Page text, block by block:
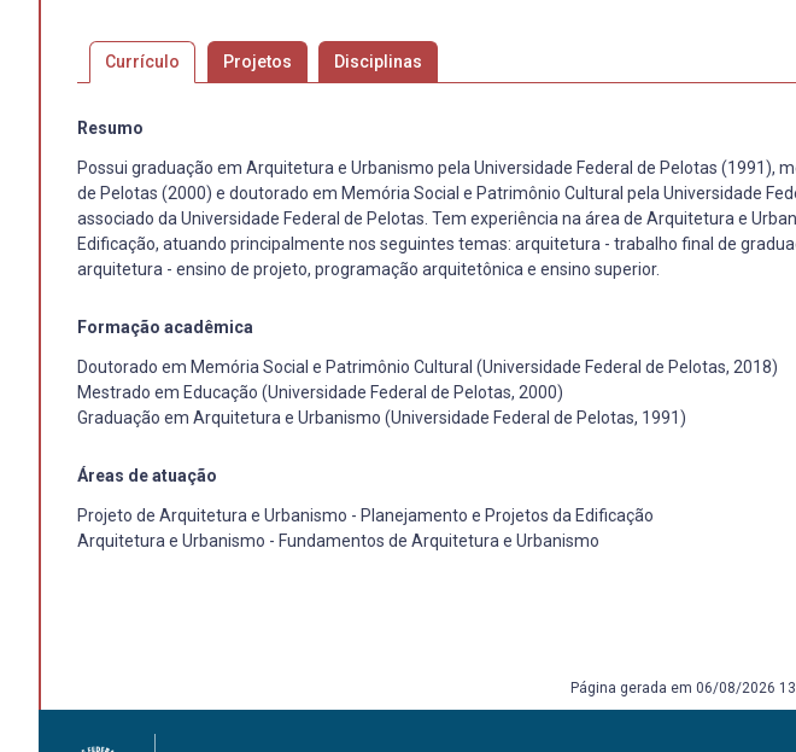
Currículo Projetos Disciplinas
Resumo
Possui graduação em Arquitetura e Urbanismo pela Universidade Federal de Pelotas (1991),
de Pelotas (2000) e doutorado em Memória Social e Patrimônio Cultural pela Universidade
associado da Universidade Federal de Pelotas. Tem experiência na área de Arquitetura e
Edificação, atuando principalmente nos seguintes temas: arquitetura - trabalho final de
arquitetura - ensino de projeto, programação arquitetônica e ensino superior.
Formação acadêmica
Doutorado em Memória Social e Patrimônio Cultural (Universidade Federal de Pelotas, 2018)
Mestrado em Educação (Universidade Federal de Pelotas, 2000)
Graduação em Arquitetura e Urbanismo (Universidade Federal de Pelotas, 1991)
Áreas de atuação
Projeto de Arquitetura e Urbanismo - Planejamento e Projetos da Edificação
Arquitetura e Urbanismo - Fundamentos de Arquitetura e Urbanismo
Página gerada em 06/08/2026